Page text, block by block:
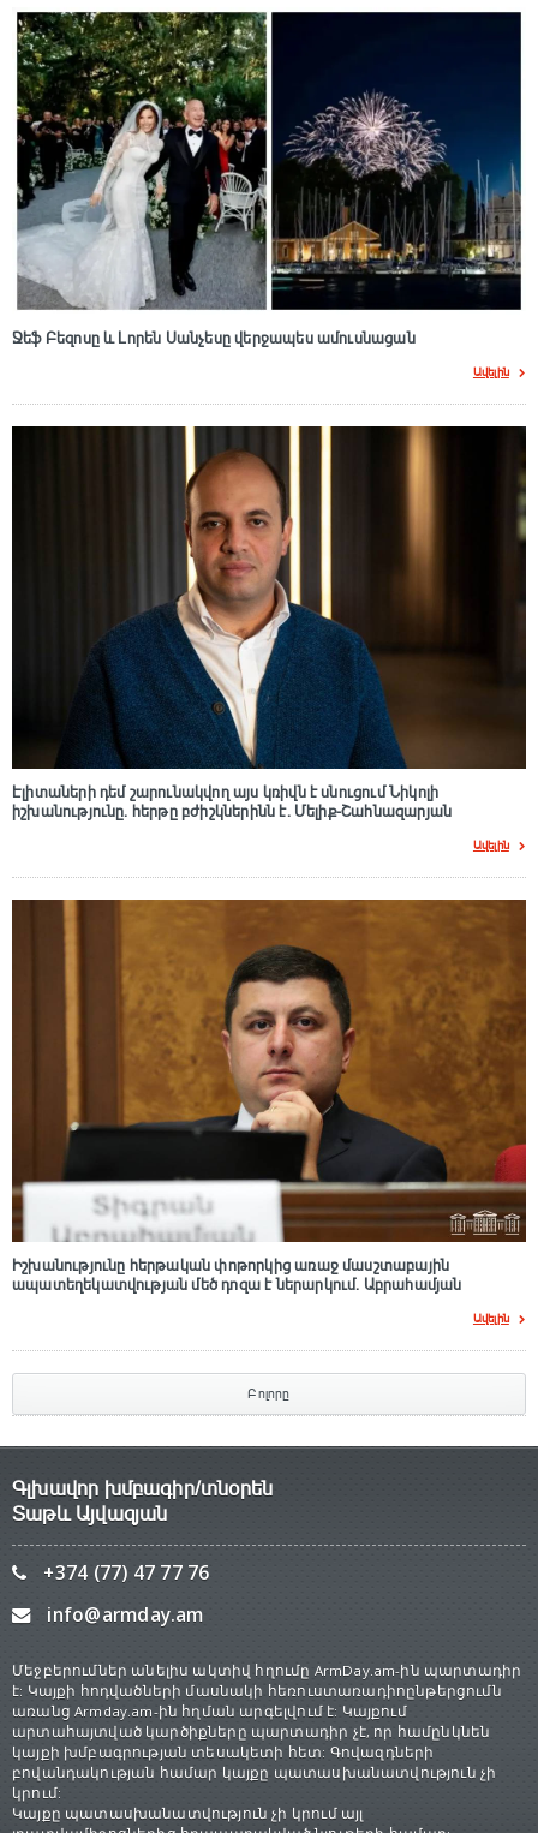
Ջեֆ Բեզոսը և Լորեն Սանչեսը վերջապես ամուսնացան
Ավելին
Էլիտաների դեմ շարունակվող այս կռիվն է սնուցում Նիկոլի
իշխանությունը. հերթը բժիշկներինն է. Մելիք-Շահնազարյան
Ավելին
Իշխանությունը հերթական փոթորկից առաջ մասշտաբային
ապատեղեկատվության մեծ դnզա է ներարկում․ Աբրահամյան
Ավելին
Բոլորը
Գլխավոր խմբագիր/տնօրեն
Տաթև Այվազյան
+374 (77) 47 77 76
info@armday.am
Մեջբերումներ անելիս ակտիվ հղումը ArmDay.am-ին պարտադիր
է: Կայքի հոդվածների մասնակի հեռուստառադիոընթերցումն
առանց Armday.am-ին հղման արգելվում է: Կայքում
արտահայտված կարծիքները պարտադիր չէ, որ համընկնեն
կայքի խմբագրության տեսակետի հետ: Գովազդների
բովանդակության համար կայքը պատասխանատվություն չի
կրում:
Կայքը պատասխանատվություն չի կրում այլ